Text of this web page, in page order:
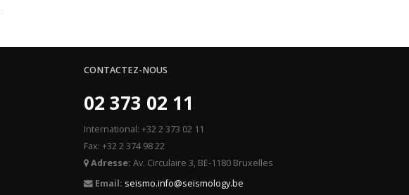
CONTACTEZ-NOUS
02 373 02 11
International: +32 2 373 02 11
Fax: +32 2 374 98 22
Adresse: Av. Circulaire 3, BE-1180 Bruxelles
Email: seismo.info@seismology.be